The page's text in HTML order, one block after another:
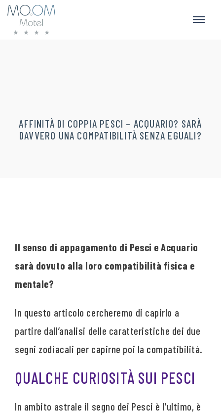
AFFINITÀ DI COPPIA PESCI – ACQUARIO? SARÀ
DAVVERO UNA COMPATIBILITÀ SENZA EGUALI?
Il senso di appagamento di Pesci e Acquario
sarà dovuto alla loro compatibilità fisica e
mentale?
In questo articolo cercheremo di capirlo a
partire dall’analisi delle caratteristiche dei due
segni zodiacali per capirne poi la compatibilità.
QUALCHE CURIOSITÀ SUI PESCI
In ambito astrale il segno dei Pesci è l’ultimo, è